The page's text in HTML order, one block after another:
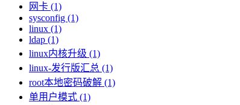
网卡 (1)
sysconfig (1)
linux (1)
ldap (1)
linux内核升级 (1)
linux-发行版汇总 (1)
root本地密码破解 (1)
单用户模式 (1)